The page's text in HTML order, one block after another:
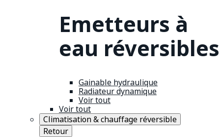
Emetteurs à
eau réversibles
Gainable hydraulique
Radiateur dynamique
Voir tout
Voir tout
Climatisation & chauffage réversible
Retour